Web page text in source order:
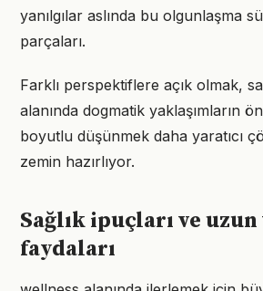
yanılgılar aslında bu olgunlaşma
parçaları.
Farklı perspektiflere açık olmak,
alanında dogmatik yaklaşımların
boyutlu düşünmek daha yaratıcı
zemin hazırlıyor.
Sağlık ipuçları ve
faydaları